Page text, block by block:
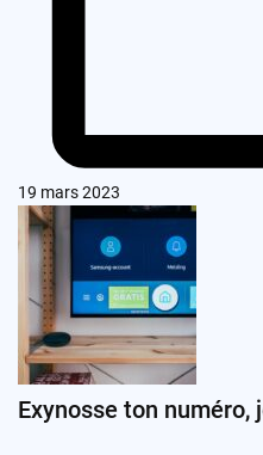
19 mars 2023
Exynosse ton numéro,